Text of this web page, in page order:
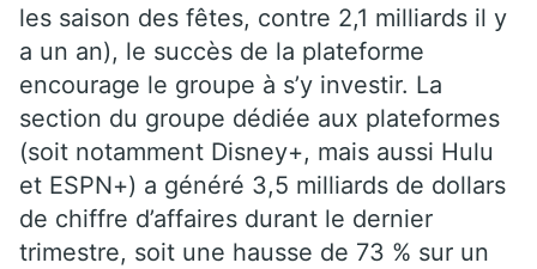
les saison des fêtes, contre 2,1 milliards il y
a un an), le succès de la plateforme
encourage le groupe à s’y investir. La
section du groupe dédiée aux plateformes
(soit notamment Disney+, mais aussi Hulu
et ESPN+) a généré 3,5 milliards de dollars
de chiffre d’affaires durant le dernier
trimestre, soit une hausse de 73 % sur un